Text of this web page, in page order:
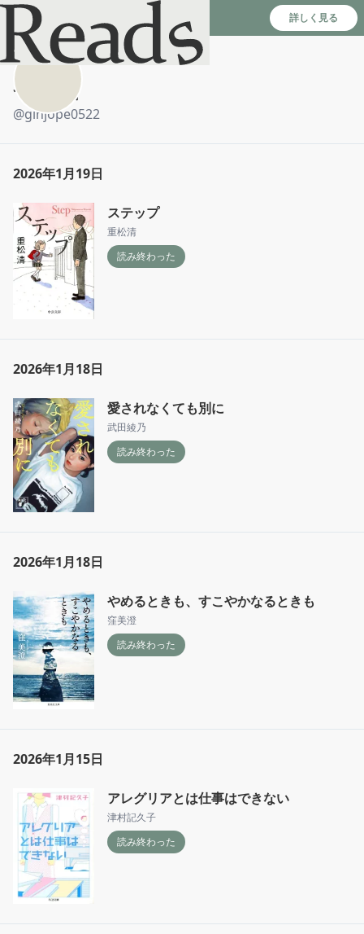
Reads - 読書のSNS＆記録アプリ 詳しく見る
つむじ風
@ginjope0522
2026年1月19日
ステップ
重松清
読み終わった
2026年1月18日
愛されなくても別に
武田綾乃
読み終わった
2026年1月18日
やめるときも、すこやかなるときも
窪美澄
読み終わった
2026年1月15日
アレグリアとは仕事はできない
津村記久子
読み終わった